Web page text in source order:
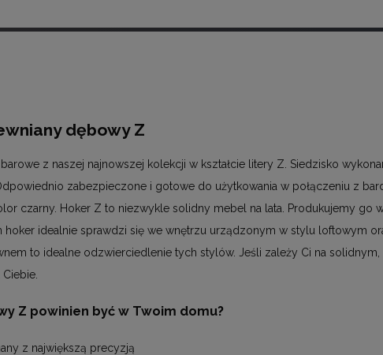
dębowy Z
z naszej najnowszej kolekcji w kształcie litery Z. Siedzisko
zabezpieczone i gotowe do użytkowania w połączeniu z
czarny. Hoker Z to niezwykle solidny mebel na lata. Produkujemy go
hoker idealnie sprawdzi się we wnętrzu urządzonym w stylu loftowym
to idealne odzwierciedlenie tych stylów. Jeśli zależy Ci na
Z powinien być w Twoim domu?
z największą precyzją